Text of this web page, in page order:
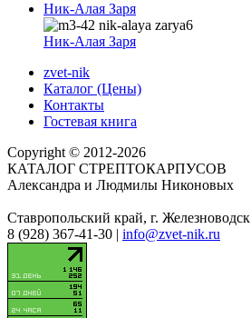
Ник-Алая Заря
Ник-Алая Заря
zvet-nik
Каталог (Цены)
Контакты
Гостевая книга
Copyright © 2012-2026
КАТАЛОГ СТРЕПТОКАРПУСОВ
Александра и Людмилы Никоновых
Ставропольский край, г. Железноводск
8 (928) 367-41-30 | info@zvet-nik.ru